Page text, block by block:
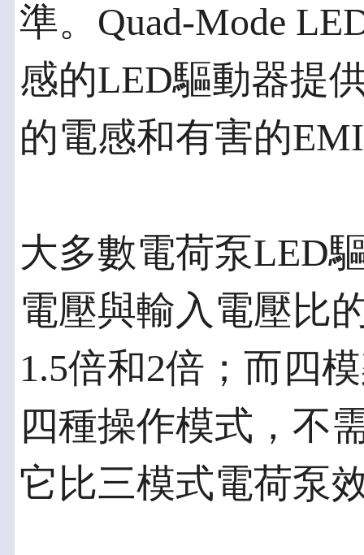
準。Quad-Mode
感的LED驅動器提
的電感和有害的
大多數電荷泵LED
電壓與輸入電壓比
1.5倍和2倍；而四
四種操作模式，不
它比三模式電荷泵